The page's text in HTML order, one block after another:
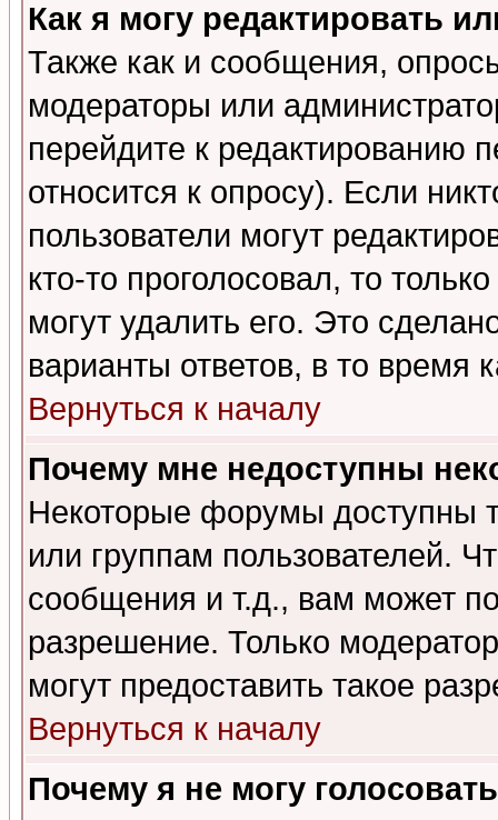
Как я могу редактировать
Также как и сообщения,
модераторы или
перейдите к редактированию
относится к опросу). Если
пользователи могут
кто-то проголосовал, то
могут удалить его. Это
варианты ответов, в то время
Вернуться к началу
Почему мне недоступны
Некоторые форумы доступны
или группам пользователей.
сообщения и т.д., вам может
разрешение. Только
могут предоставить такое
Вернуться к началу
Почему я не могу